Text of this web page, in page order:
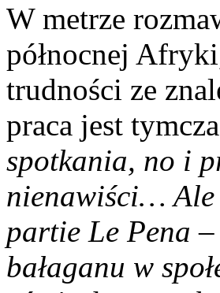
W metrze
północnej
trudności ze
praca jest
spotkania, no i
nienawiści…
partie Le Pena
bałaganu w